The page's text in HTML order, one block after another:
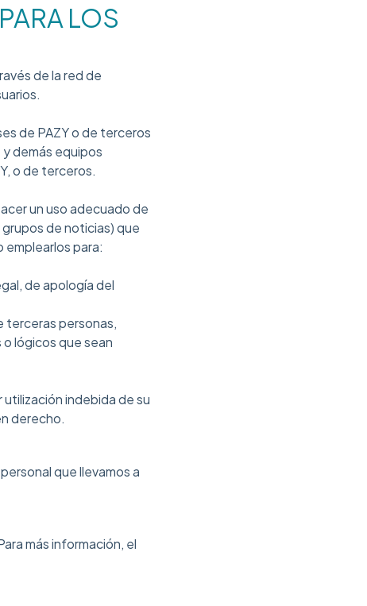
LOS
de la red de
de PAZY o de terceros
demás equipos
o de terceros.
un uso adecuado de
de noticias) que
emplearlos para:
de apología del
terceras personas,
lógicos que sean
indebida de su
derecho.
que llevamos a
más información, el